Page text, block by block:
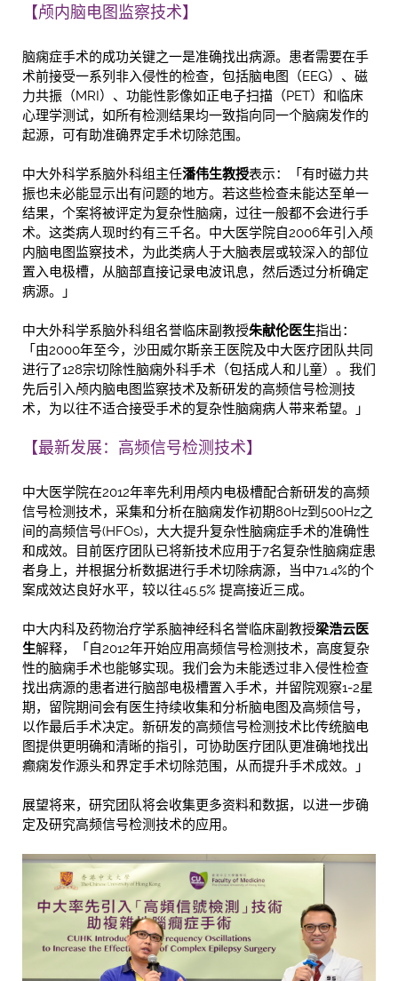
【颅内脑电图监察技术】
脑痫症手术的成功关键之一是准确找出病源。患者需要在手
术前接受一系列非入侵性的检查，包括脑电图（EEG）、磁
力共振（MRI）、功能性影像如正电子扫描（PET）和临床
心理学测试，如所有检测结果均一致指向同一个脑痫发作的
起源，可有助准确界定手术切除范围。
中大外科学系脑外科组主任潘伟生教授表示：「有时磁力共
振也未必能显示出有问题的地方。若这些检查未能达至单一
结果，个案将被评定为复杂性脑痫，过往一般都不会进行手
术。这类病人现时约有三千名。中大医学院自2006年引入颅
内脑电图监察技术，为此类病人于大脑表层或较深入的部位
置入电极槽，从脑部直接记录电波讯息，然后透过分析确定
病源。」
中大外科学系脑外科组名誉临床副教授朱献伦医生指出：
「由2000年至今，沙田威尔斯亲王医院及中大医疗团队共同
进行了128宗切除性脑痫外科手术（包括成人和儿童）。我们
先后引入颅内脑电图监察技术及新研发的高频信号检测技
术，为以往不适合接受手术的复杂性脑痫病人带来希望。」
【最新发展：高频信号检测技术】
中大医学院在2012年率先利用颅内电极槽配合新研发的高频
信号检测技术，采集和分析在脑痫发作初期80Hz到500Hz之
间的高频信号(HFOs)，大大提升复杂性脑痫症手术的准确性
和成效。目前医疗团队已将新技术应用于7名复杂性脑痫症患
者身上，并根据分析数据进行手术切除病源，当中71.4%的个
案成效达良好水平，较以往45.5% 提高接近三成。
中大内科及药物治疗学系脑神经科名誉临床副教授梁浩云医
生解释，「自2012年开始应用高频信号检测技术，高度复杂
性的脑痫手术也能够实现。我们会为未能透过非入侵性检查
找出病源的患者进行脑部电极槽置入手术，并留院观察1-2星
期，留院期间会有医生持续收集和分析脑电图及高频信号，
以作最后手术决定。新研发的高频信号检测技术比传统脑电
图提供更明确和清晰的指引，可协助医疗团队更准确地找出
癫痫发作源头和界定手术切除范围，从而提升手术成效。」
展望将来，研究团队将会收集更多资料和数据，以进一步确
定及研究高频信号检测技术的应用。